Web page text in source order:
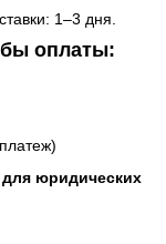
1–3 дня.
оплаты:
для юридических